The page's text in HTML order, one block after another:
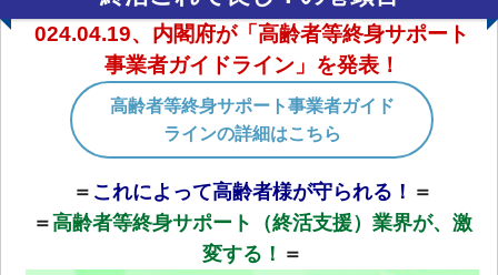
024.04.19、内閣府が「高齢者等終身サポート
事業者ガイドライン」を発表！
高齢者等終身サポート事業者ガイド
ラインの詳細はこちら
＝ これによって高齢者様が守られる！ ＝
＝高齢者等終身サポート（終活支援）業界が、激
変する！ ＝